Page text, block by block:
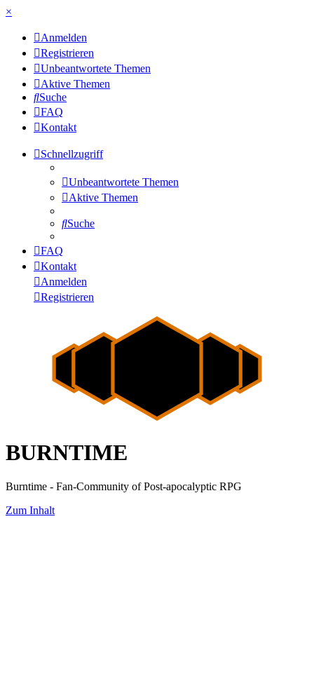
×
Anmelden
Registrieren
Unbeantwortete Themen
Aktive Themen
Suche
FAQ
Kontakt
Schnellzugriff
Unbeantwortete Themen
Aktive Themen
Suche
FAQ
Kontakt
Anmelden
Registrieren
BURNTIME
Burntime - Fan-Community of Post-apocalyptic RPG
Zum Inhalt